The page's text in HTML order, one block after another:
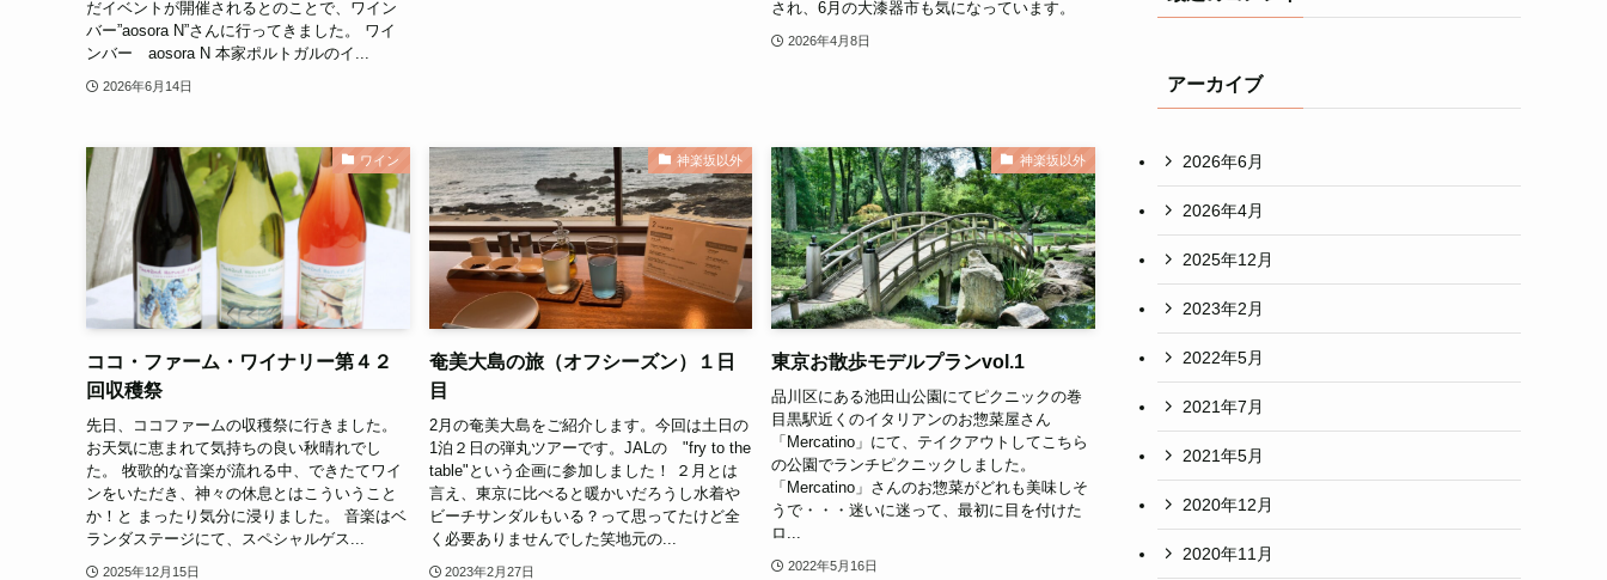
だイベントが開催されるとのことで、ワイン
バー”aosora N”さんに行ってきました。 ワイ
ンバー aosora N 本家ポルトガルのイ...
2026年6月14日
され、6月の大漆器市も気になっています。
2026年4月8日
ワイン
ココ・ファーム・ワイナリー第４２
回収穫祭
先日、ココファームの収穫祭に行きました。
お天気に恵まれて気持ちの良い秋晴れでし
た。 牧歌的な音楽が流れる中、できたてワイ
ンをいただき、神々の休息とはこういうこと
か！と まったり気分に浸りました。 音楽はベ
ランダステージにて、スペシャルゲス...
2025年12月15日
神楽坂以外
奄美大島の旅（オフシーズン）１日
目
2月の奄美大島をご紹介します。今回は土日の
1泊２日の弾丸ツアーです。JALの "fry to the
table"という企画に参加しました！ ２月とは
言え、東京に比べると暖かいだろうし水着や
ビーチサンダルもいる？って思ってたけど全
く必要ありませんでした笑地元の...
2023年2月27日
神楽坂以外
東京お散歩モデルプランvol.1
品川区にある池田山公園にてピクニックの巻
目黒駅近くのイタリアンのお惣菜屋さん
「Mercatino」にて、テイクアウトしてこちら
の公園でランチピクニックしました。
「Mercatino」さんのお惣菜がどれも美味しそ
うで・・・迷いに迷って、最初に目を付けた
ロ...
2022年5月16日
アーカイブ
2026年6月
2026年4月
2025年12月
2023年2月
2022年5月
2021年7月
2021年5月
2020年12月
2020年11月